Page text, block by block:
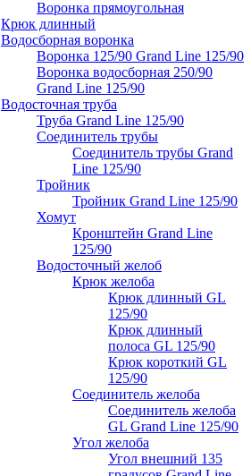
Воронка прямоугольная
Крюк длинный
Водосборная воронка
Воронка 125/90 Grand Line 125/90
Воронка водосборная 250/90
Grand Line 125/90
Водосточная труба
Труба Grand Line 125/90
Соединитель трубы
Соединитель трубы Grand
Line 125/90
Тройник
Тройник Grand Line 125/90
Хомут
Кронштейн Grand Line
125/90
Водосточный желоб
Крюк желоба
Крюк длинный GL
125/90
Крюк длинный
полоса GL 125/90
Крюк короткий GL
125/90
Соединитель желоба
Соединитель желоба
GL Grand Line 125/90
Угол желоба
Угол внешний 135